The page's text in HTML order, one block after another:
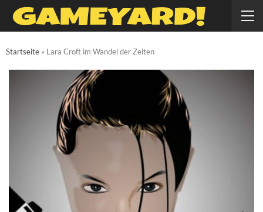
Startseite » Lara Croft im Wandel der Zeiten